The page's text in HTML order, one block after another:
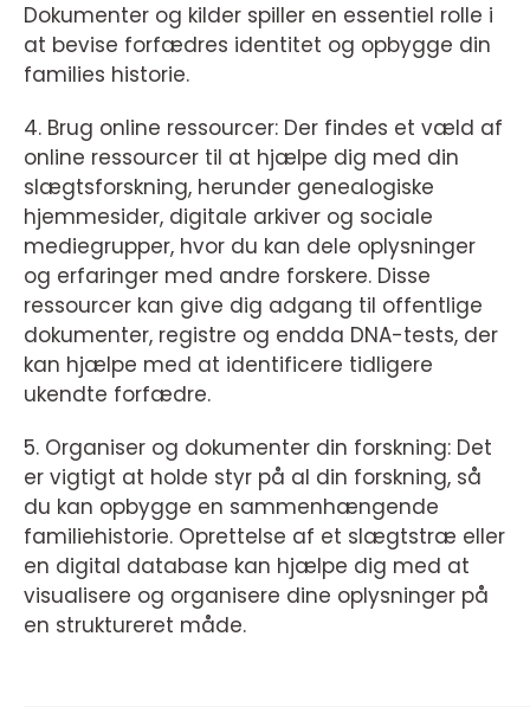
Dokumenter og kilder spiller en essentiel rolle i
at bevise forfædres identitet og opbygge din
families historie.
4. Brug online ressourcer: Der findes et væld af
online ressourcer til at hjælpe dig med din
slægtsforskning, herunder genealogiske
hjemmesider, digitale arkiver og sociale
mediegrupper, hvor du kan dele oplysninger
og erfaringer med andre forskere. Disse
ressourcer kan give dig adgang til offentlige
dokumenter, registre og endda DNA-tests, der
kan hjælpe med at identificere tidligere
ukendte forfædre.
5. Organiser og dokumenter din forskning: Det
er vigtigt at holde styr på al din forskning, så
du kan opbygge en sammenhængende
familiehistorie. Oprettelse af et slægtstræ eller
en digital database kan hjælpe dig med at
visualisere og organisere dine oplysninger på
en struktureret måde.